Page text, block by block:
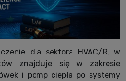
dla sektora HVAC/R, w
znajduje się w zakresie
i pomp ciepła po systemy